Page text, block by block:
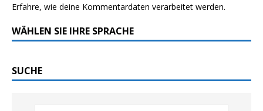
Erfahre, wie deine Kommentardaten verarbeitet werden.
WÄHLEN SIE IHRE SPRACHE
SUCHE